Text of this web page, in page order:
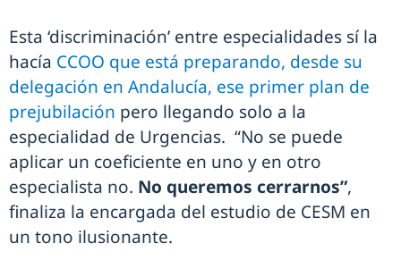
Esta ‘discriminación’ entre especialidades sí la
hacía CCOO que está preparando, desde su
delegación en Andalucía, ese primer plan de
prejubilación pero llegando solo a la
especialidad de Urgencias. “No se puede
aplicar un coeficiente en uno y en otro
especialista no. No queremos cerrarnos”,
finaliza la encargada del estudio de CESM en
un tono ilusionante.